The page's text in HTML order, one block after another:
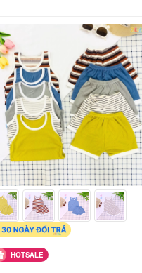
trước khi mua
HOTSALE